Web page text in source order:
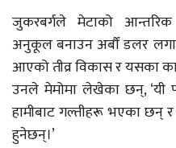
जुकरबर्गले मेटाको आन्तरिक
अनुकूल बनाउन अर्बौं डलर
आएको तीव्र विकास र यसका
उनले मेमोमा लेखेका छन्, ‘यी
हामीबाट गल्तीहरू भएका छन्
हुनेछन्।’